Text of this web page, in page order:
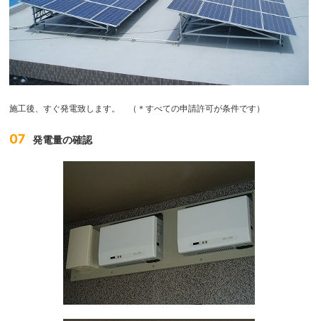
施工後、すぐ発電致します。 （＊すべての申請許可が条件です）
07 発電量の確認